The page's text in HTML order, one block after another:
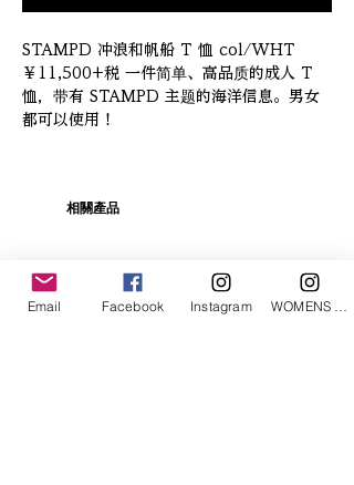
STAMPD 冲浪和帆船 T 恤 col/WHT
￥11,500+税 一件简单、高品质的成人 T
恤，带有 STAMPD 主题的海洋信息。男女
都可以使用！
相關產品
Email Facebook Instagram